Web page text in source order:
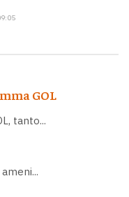
GOL
tanto...